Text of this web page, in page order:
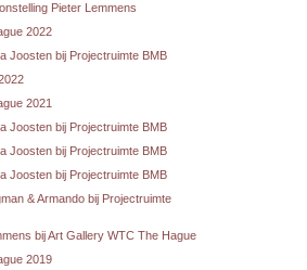
Pieter Lemmens
2022
Joosten bij Projectruimte BMB
2021
Joosten bij Projectruimte BMB
Joosten bij Projectruimte BMB
Joosten bij Projectruimte BMB
& Armando bij Projectruimte
bij Art Gallery WTC The Hague
2019